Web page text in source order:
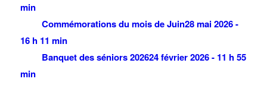
min
Commémorations du mois de Juin28 mai 2026 -
16 h 11 min
Banquet des séniors 202624 février 2026 - 11 h 55
min